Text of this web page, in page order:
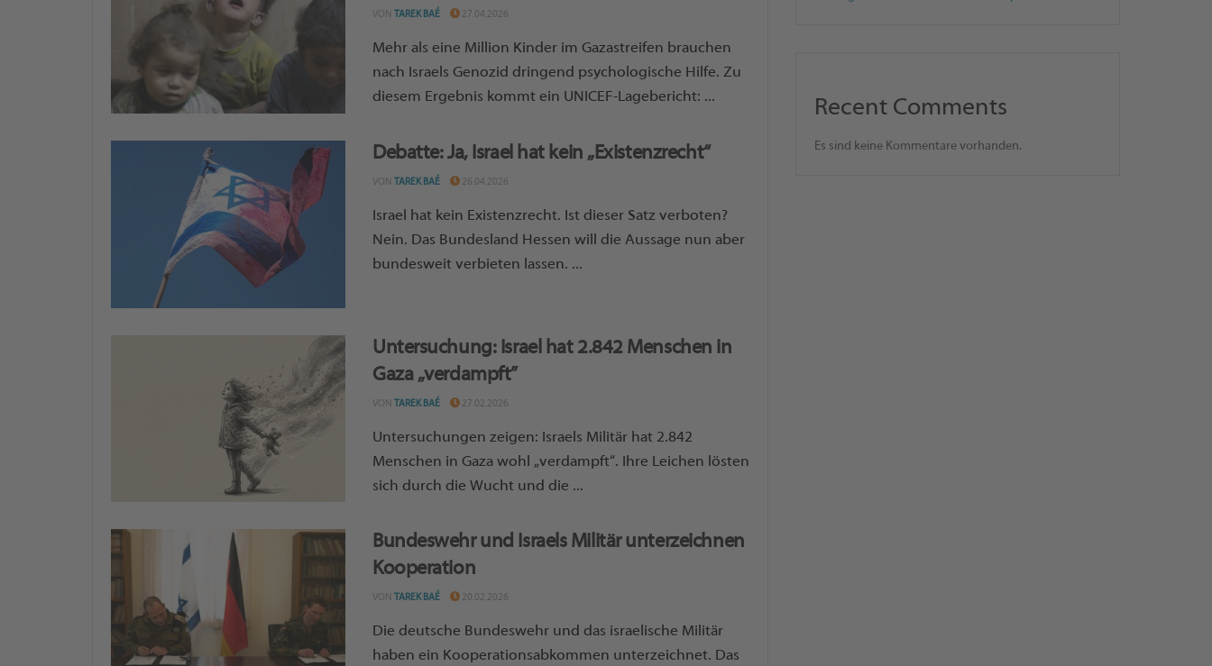
VON TAREK BAÉ 27.04.2026
Mehr als eine Million Kinder im Gazastreifen brauchen
nach Israels Genozid dringend psychologische Hilfe. Zu
diesem Ergebnis kommt ein UNICEF-Lagebericht: ...
Debatte: Ja, Israel hat kein „Existenzrecht“
VON TAREK BAÉ 26.04.2026
Israel hat kein Existenzrecht. Ist dieser Satz verboten?
Nein. Das Bundesland Hessen will die Aussage nun aber
bundesweit verbieten lassen. ...
Untersuchung: Israel hat 2.842 Menschen in
Gaza „verdampft”
VON TAREK BAÉ 27.02.2026
Untersuchungen zeigen: Israels Militär hat 2.842
Menschen in Gaza wohl „verdampft“. Ihre Leichen lösten
sich durch die Wucht und die ...
Bundeswehr und Israels Militär unterzeichnen
Kooperation
VON TAREK BAÉ 20.02.2026
Die deutsche Bundeswehr und das israelische Militär
haben ein Kooperationsabkommen unterzeichnet. Das
Recent Comments
Es sind keine Kommentare vorhanden.